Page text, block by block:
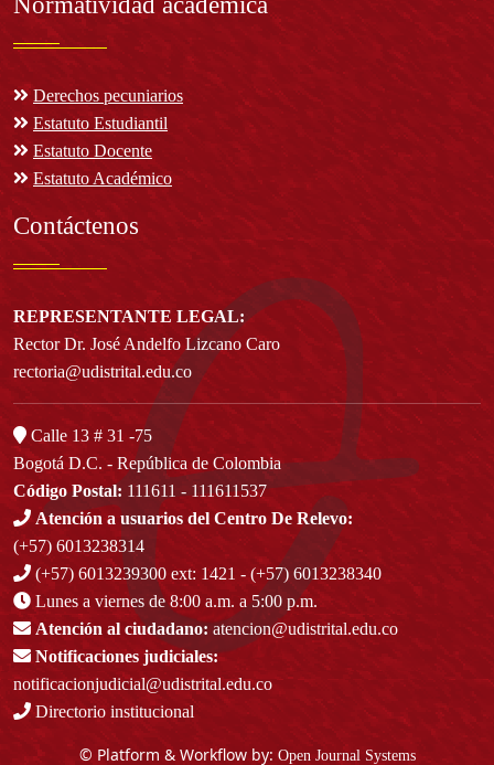
Derechos pecuniarios
Estatuto Estudiantil
Estatuto Docente
Estatuto Académico
Contáctenos
REPRESENTANTE LEGAL:
Rector Dr. José Andelfo Lizcano Caro
rectoria@udistrital.edu.co
Calle 13 # 31 -75
Bogotá D.C. - República de Colombia
Código Postal: 111611 - 111611537
Atención a usuarios del Centro De Relevo:
(+57) 6013238314
(+57) 6013239300 ext: 1421 - (+57) 6013238340
Lunes a viernes de 8:00 a.m. a 5:00 p.m.
Atención al ciudadano: atencion@udistrital.edu.co
Notificaciones judiciales:
notificacionjudicial@udistrital.edu.co
Directorio institucional
© Platform & Workflow by: Open Journal Systems